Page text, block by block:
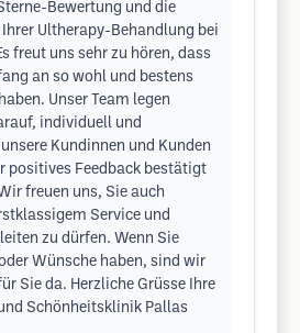
Bewertung und die
Ultherapy-Behandlung bei
freut uns sehr zu hören, dass
an so wohl und bestens
Unser Team legen
individuell und
Kundinnen und Kunden
positives Feedback bestätigt
freuen uns, Sie auch
Service und
zu dürfen. Wenn Sie
Wünsche haben, sind wir
Sie da. Herzliche Grüsse Ihre
Schönheitsklinik Pallas